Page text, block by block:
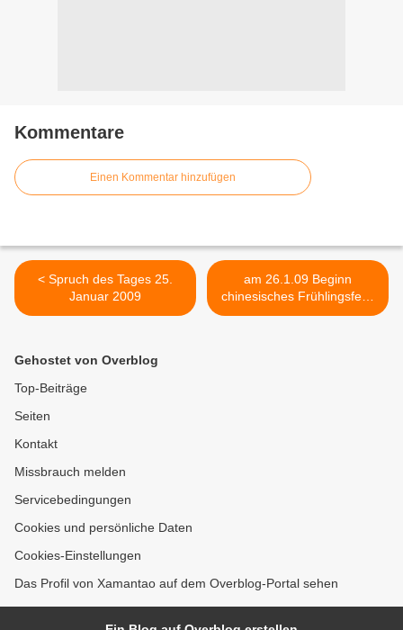
Kommentare
Einen Kommentar hinzufügen
< Spruch des Tages 25.
Januar 2009
am 26.1.09 Beginn
chinesisches Frühlingsfest,
Neumond... >
Gehostet von Overblog
Top-Beiträge
Seiten
Kontakt
Missbrauch melden
Servicebedingungen
Cookies und persönliche Daten
Cookies-Einstellungen
Das Profil von Xamantao auf dem Overblog-Portal sehen